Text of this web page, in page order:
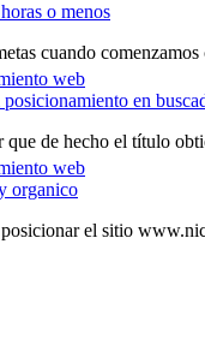
o menos
cuando
en
que de hecho el título
organico
el sitio